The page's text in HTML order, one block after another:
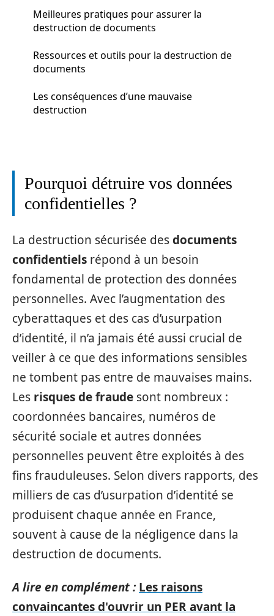
Meilleures pratiques pour assurer la
destruction de documents
Ressources et outils pour la destruction de
documents
Les conséquences d’une mauvaise
destruction
Pourquoi détruire vos données
confidentielles ?
La destruction sécurisée desdocuments
confidentiels répond à un besoin
fondamental de protection des données
personnelles. Avec l’augmentation des
cyberattaques et des cas d’usurpation
d’identité, il n’a jamais été aussi crucial de
veiller à ce que des informations sensibles
ne tombent pas entre de mauvaises mains.
Les risques de fraude sont nombreux :
coordonnées bancaires, numéros de
sécurité sociale et autres données
personnelles peuvent être exploités à des
fins frauduleuses. Selon divers rapports, des
milliers de cas d’usurpation d’identité se
produisent chaque année en France,
souvent à cause de la négligence dans la
destruction de documents.
A lire en complément : Les raisons
convaincantes d'ouvrir un PER avant la